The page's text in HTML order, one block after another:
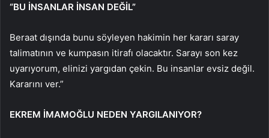
“BU İNSANLAR İNSAN DEĞİL”
Beraat dışında bunu söyleyen hakimin her kararı saray
talimatının ve kumpasın itirafı olacaktır. Sarayı son kez
uyarıyorum, elinizi yargıdan çekin. Bu insanlar evsiz değil.
Kararını ver.”
EKREM İMAMOĞLU NEDEN YARGILANIYOR?